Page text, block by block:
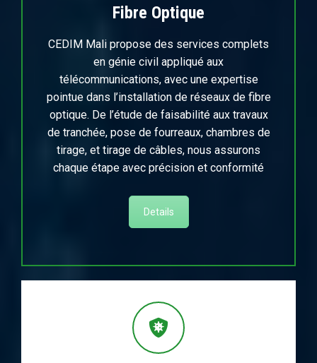
Fibre Optique
CEDIM Mali propose des services complets
en génie civil appliqué aux
télécommunications, avec une expertise
pointue dans l’installation de réseaux de fibre
optique. De l’étude de faisabilité aux travaux
de tranchée, pose de fourreaux, chambres de
tirage, et tirage de câbles, nous assurons
chaque étape avec précision et conformité
Details